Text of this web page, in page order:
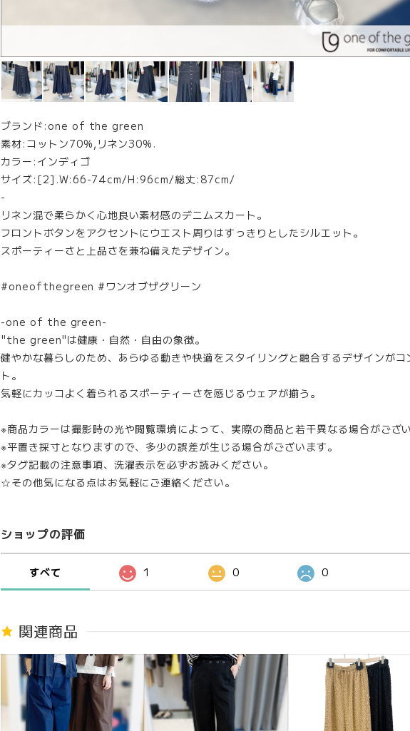
ブランド:one of the green
素材:コットン70%,リネン30%.
カラー:インディゴ
サイズ:[2].W:66-74cm/H:96cm/総丈:87cm/
-
リネン混で柔らかく心地良い素材感のデニムスカート。
フロントボタンをアクセントにウエスト周りはすっきりとしたシルエット。
スポーティーさと上品さを兼ね備えたデザイン。
#oneofthegreen #ワンオブザグリーン
-one of the green-
"the green"は健康・自然・自由の象徴。
健やかな暮らしのため、あらゆる動きや快適をスタイリングと融合するデザインがコ
ト。
気軽にカッコよく着られるスポーティーさを感じるウェアが揃う。
※商品カラーは撮影時の光や閲覧環境によって、実際の商品と若干異なる場合がござい
※平置き採寸となりますので、多少の誤差が生じる場合がございます。
※タグ記載の注意事項、洗濯表示を必ずお読みください。
☆その他気になる点はお気軽にご連絡ください。
ショップの評価
すべて 1 0 0
関連商品